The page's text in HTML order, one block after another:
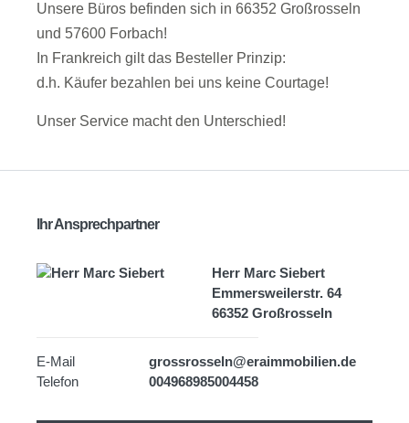
Unsere Büros befinden sich in 66352 Großrosseln
und 57600 Forbach!
In Frankreich gilt das Besteller Prinzip:
d.h. Käufer bezahlen bei uns keine Courtage!
Unser Service macht den Unterschied!
Ihr Ansprechpartner
Herr Marc Siebert
Emmersweilerstr. 64
66352 Großrosseln
E-Mail
grossrosseln@eraimmobilien.de
Telefon
004968985004458